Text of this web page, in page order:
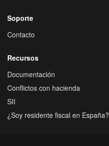
Soporte
Contacto
Recursos
Documentación
Conflictos con hacienda
SII
¿Soy residente fiscal en España?